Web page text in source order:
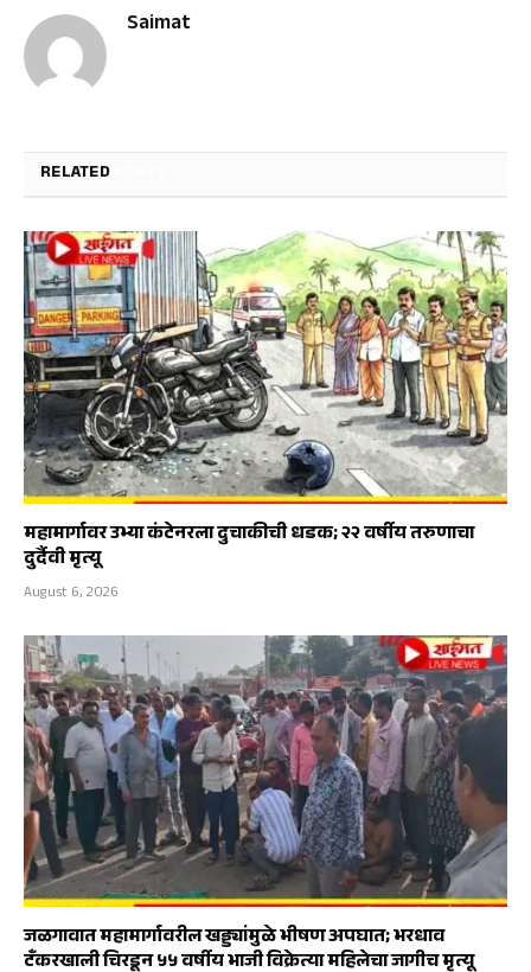
Saimat
RELATED
महामार्गावर उभ्या कंटेनरला दुचाकीची धडक; २२ वर्षीय तरुणाचा
दुर्दैवी मृत्यू
August 6, 2026
जळगावात महामार्गावरील खड्ड्यांमुळे भीषण अपघात; भरधाव
टँकरखाली चिरडून ५५ वर्षीय भाजी विक्रेत्या महिलेचा जागीच मृत्यू